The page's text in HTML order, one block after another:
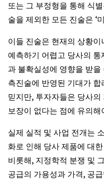
또는 그 부정형을 통해 식
술을 제외한 모든 진술은 ‘
이들 진술은 현재의 상황
예측하기 어렵고 당사의
과 불확실성에 영향을 받을
측진술에 반영된 기대가
믿지만, 투자자들은 당사
보장이 없다는 점에 유의해
실제 실적 및 사업 전개는
화로 인해 당사 제품에 대
비롯해, 지정학적 분쟁 및
공급의 가용성과 가격, 공